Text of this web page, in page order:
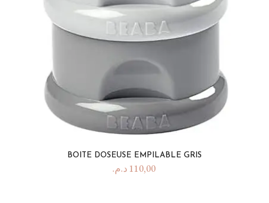
BOITE DOSEUSE EMPILABLE GRIS
110,00 د.م.